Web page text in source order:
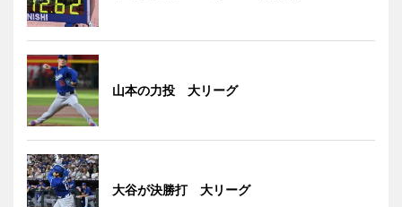
山本の力投 大リーグ
大谷が決勝打 大リーグ